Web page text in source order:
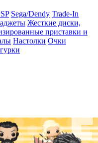
Sega/Dendy Trade-In
Жесткие диски,
приставки и
Настолки Очки